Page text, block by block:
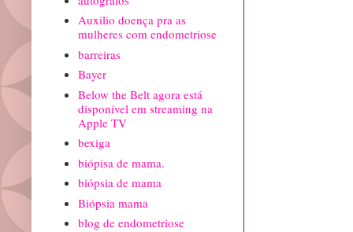
Auxilio doença pra as
mulheres com endometriose
barreiras
Bayer
Below the Belt agora está
disponível em streaming na
Apple TV
bexiga
biópisa de mama.
biópsia de mama
Biópsia mama
blog de endometriose